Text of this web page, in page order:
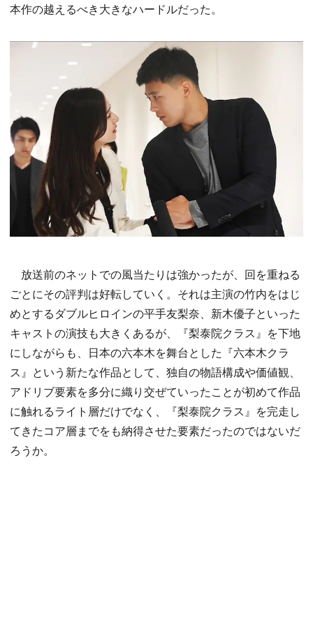
本作の越えるべき大きなハードルだった。
放送前のネットでの風当たりは強かったが、回を重ねる
ごとにその評判は好転していく。それは主演の竹内をはじ
めとするダブルヒロインの平手友梨奈、新木優子といった
キャストの演技も大きくあるが、『梨泰院クラス』を下地
にしながらも、日本の六本木を舞台とした『六本木クラ
ス』という新たな作品として、独自の物語構成や価値観、
アドリブ要素を多分に織り交ぜていったことが初めて作品
に触れるライト層だけでなく、『梨泰院クラス』を完走し
てきたコア層までをも納得させた要素だったのではないだ
ろうか。